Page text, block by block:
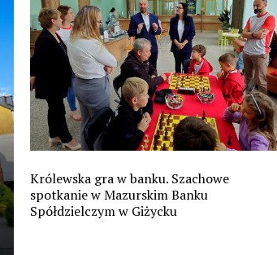
Królewska gra w banku. Szachowe
spotkanie w Mazurskim Banku
Spółdzielczym w Giżycku